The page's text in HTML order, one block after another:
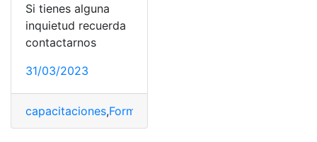
Si tienes alguna
inquietud recuerda
contactarnos
31/03/2023
capacitaciones,Formulario